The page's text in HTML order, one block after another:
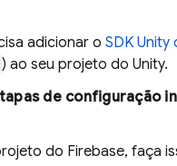
adicionar o SDK Unity
) ao seu projeto do Unity.
de configuração
do Firebase, faça